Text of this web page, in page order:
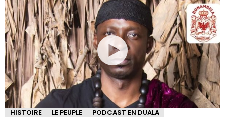
HISTOIRE LE PEUPLE PODCAST EN DUALA